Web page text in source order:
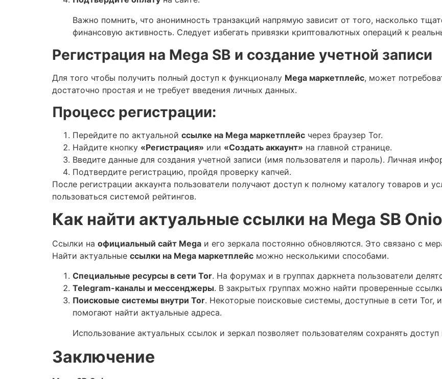
Важно помнить, что анонимность транзакций напрямую зависит от того, насколько
финансовую активность. Следует избегать привязки криптовалютных операций к
Регистрация на Mega SB и создание учетной записи
Для того чтобы получить полный доступ к функционалу Mega маркетплейс, может
достаточно простая и не требует введения личных данных.
Процесс регистрации:
Перейдите по актуальной ссылке на Mega маркетплейс через браузер Tor.
Найдите кнопку «Регистрация» или «Создать аккаунт» на главной странице.
Введите данные для создания учетной записи (имя пользователя и пароль). Личная
Подтвердите регистрацию, пройдя проверку капчей.
После регистрации аккаунта пользователи получают доступ к полному каталогу товаров и
пользоваться системой рейтингов.
Как найти актуальные ссылки на Mega SB
Ссылки на официальный сайт Mega и его зеркала постоянно обновляются. Это связано с
Найти актуальные ссылки на Mega маркетплейс можно несколькими способами.
Специальные ресурсы в сети Tor. На форумах и в группах даркнета пользователи
Telegram-каналы и мессенджеры. В закрытых группах можно найти проверенные
Поисковые системы внутри Tor. Некоторые поисковые системы, доступные в сети Tor,
помогают найти актуальные адреса.
Использование актуальных ссылок и зеркал позволяет пользователям сохранять доступ
Заключение